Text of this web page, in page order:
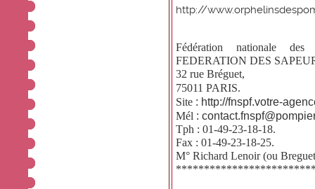
http://
Fédération nationale des
FEDERATION DES
32 rue Bréguet,
75011 PARIS.
Site : http://fnspf.votre-
Mél :
Tph : 01-49-23-18-18.
Fax : 01-49-23-18-25.
M° Richard Lenoir (ou